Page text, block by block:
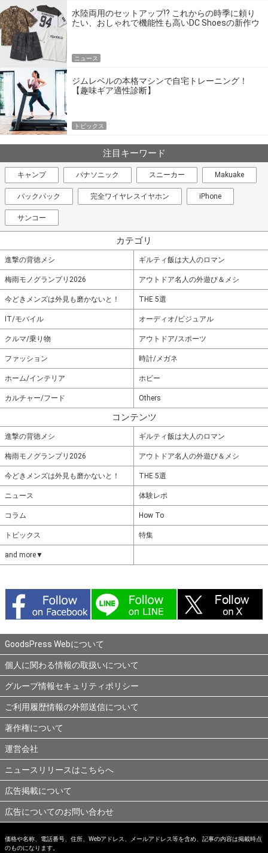
水陸両用のセットアップ!? これからの時季に頼り
たい、おしゃれで機能性も高いDC Shoesの新作ウ
ニュース
ジムレベルの本格マシンで自宅トレーニング！
【趣味ギア適性診断】
トピックス
注目キーワード
キャンプ パナソニック スニーカー Makuake
バックパック 完全ワイヤレスイヤホン iPhone
サンコー
カテゴリ
進撃の背徳メシ ギルティ飯は大人のロマン
梅雨モノグランプリ2026 アウトドア名人の外遊び＆メシ
今どきメンズは外見も磨かないと！ THE 5選
IT/モバイル オーディオ/ビジュアル
クルマ/乗り物 アウトドア/スポーツ
ファッション 時計/メガネ
ホーム/インテリア ホビー
カルチャー/フード Others
コンテンツ
進撃の背徳メシ ギルティ飯は大人のロマン
梅雨モノグランプリ2026 アウトドア名人の外遊び＆メシ
今どきメンズは外見も磨かないと！ THE 5選
ニュース 体験レポ
コラム How To
トピックス 特集
and more▼
GoodsPress Webについて
個人に関わる情報の取扱いについて
グループ情報セキュリティポリシー
ご利用履歴情報の外部送信について
著作権について
運営会社
ニュースリリースはこちらへ
広告掲載について
広告についてのお問い合わせ
価格や名称、電話番号、住所、Webアドレス、メールアドレス等を含め、記事の内容は掲載時点
のものになります。